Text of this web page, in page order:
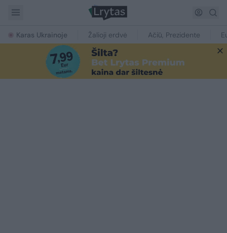
Karas Ukrainoje Žalioji erdvė Ačiū, Prezidente